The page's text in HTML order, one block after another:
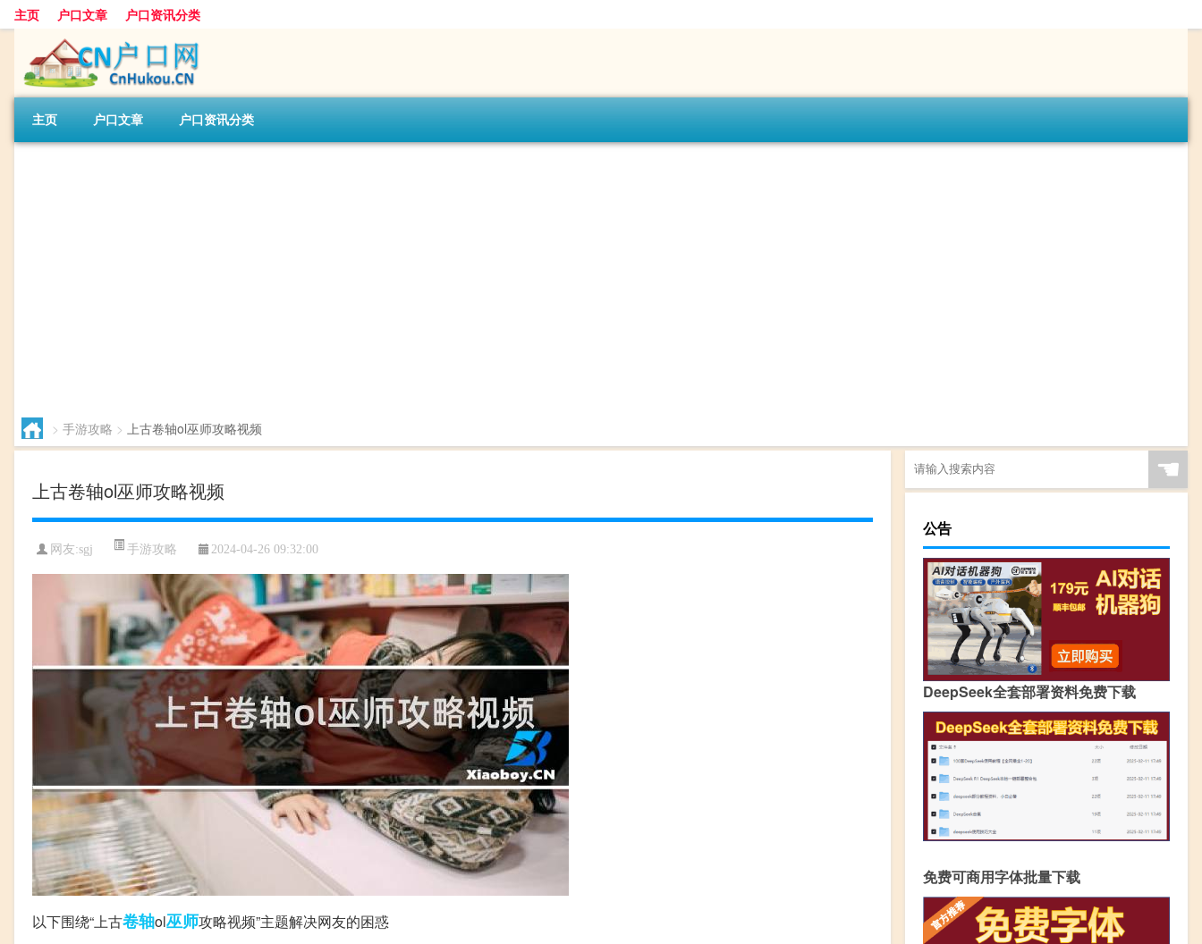
主页 户口文章 户口资讯分类
主页 户口文章 户口资讯分类
> 手游攻略 > 上古卷轴ol巫师攻略视频
上古卷轴ol巫师攻略视频
网友:sgj 手游攻略 2024-04-26 09:32:00
以下围绕“上古卷轴ol巫师攻略视频”主题解决网友的困惑
☚
公告
DeepSeek全套部署资料免费下载
免费可商用字体批量下载